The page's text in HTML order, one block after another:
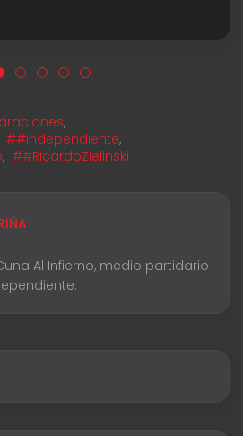
,
##Independiente,
, ##RicardoZielinski
Al Infierno, medio partidario